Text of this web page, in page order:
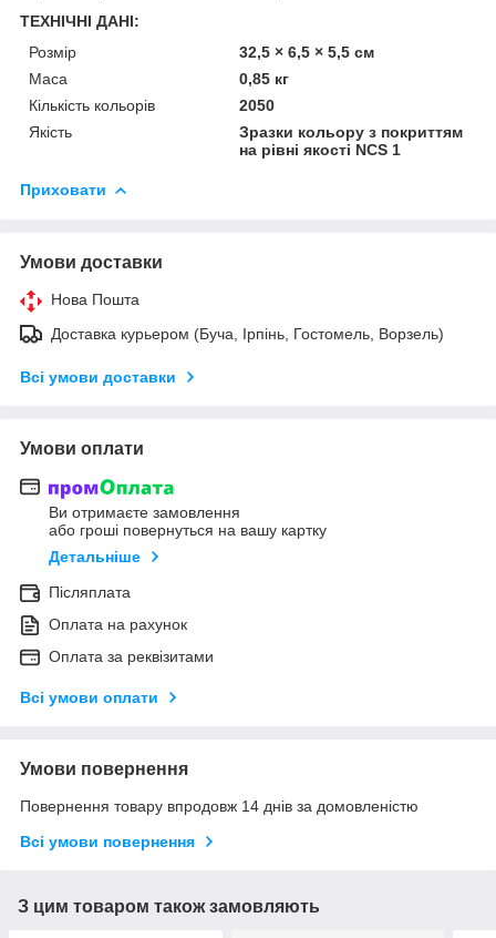
ТЕХНІЧНІ ДАНІ:
Розмір
32,5 × 6,5 × 5,5 см
Маса
0,85 кг
Кількість кольорів
2050
Якість
Зразки кольору з покриттям
на рівні якості NCS 1
Приховати
Умови доставки
Нова Пошта
Доставка курьером (Буча, Ірпінь, Гостомель, Ворзель)
Всі умови доставки
Умови оплати
Ви отримаєте замовлення
або гроші повернуться на вашу картку
Детальніше
Післяплата
Оплата на рахунок
Оплата за реквізитами
Всі умови оплати
Умови повернення
Повернення товару впродовж 14 днів за домовленістю
Всі умови повернення
З цим товаром також замовляють